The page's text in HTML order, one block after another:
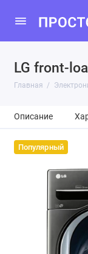
LG front-
Главная
Описание
Популярный